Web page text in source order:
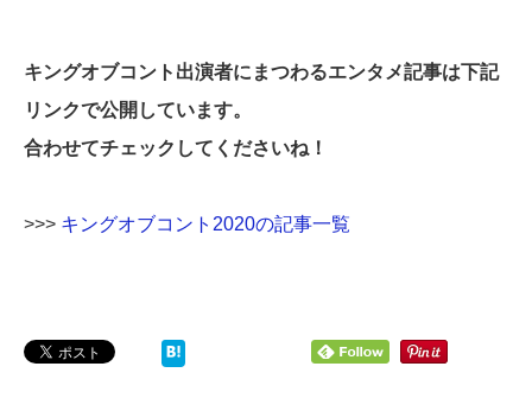
キングオブコント出演者にまつわるエンタメ記事は下記
リンクで公開しています。
合わせてチェックしてくださいね！
>>> キングオブコント2020の記事一覧